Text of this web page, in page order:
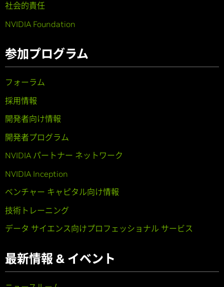
社会的責任
NVIDIA Foundation
参加プログラム
フォーラム
採用情報
開発者向け情報
開発者プログラム
NVIDIA パートナー ネットワーク
NVIDIA Inception
ベンチャー キャピタル向け情報
技術トレーニング
データ サイエンス向けプロフェッショナル サービス
最新情報 & イベント